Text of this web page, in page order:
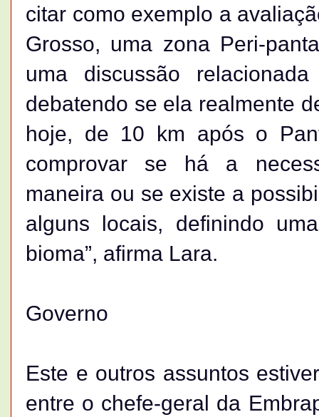
citar como exemplo a
Grosso, uma zona Peri-
uma discussão
debatendo se ela realmente
hoje, de 10 km após o
comprovar se há a
maneira ou se existe a
alguns locais, definindo
bioma”, afirma Lara.
Governo
Este e outros assuntos
entre o chefe-geral da